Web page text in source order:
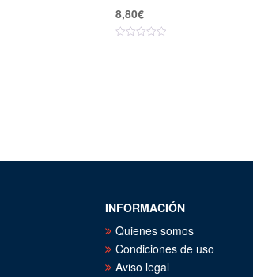
8,80€
INFORMACIÓN
Quienes somos
Condiciones de uso
Aviso legal